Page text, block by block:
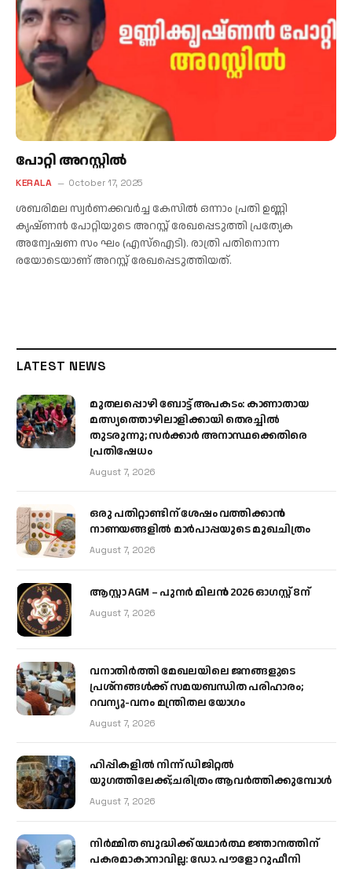
പോറ്റി അറസ്റ്റിൽ
KERALA October 17, 2025
ശബരിമല സ്വർണക്കവർച്ച കേസിൽ ഒന്നാം പ്രതി ഉണ്ണി
കൃഷ്ണൻ പോറ്റിയുടെ അറസ്റ്റ് രേഖപ്പെടുത്തി പ്രത്യേക
അന്വേഷണ സം ഘം (എസ്ഐടി). രാത്രി പതിനൊന്ന
രയോടെയാണ് അറസ്റ്റ് രേഖപ്പെടുത്തിയത്.
LATEST NEWS
മുതലപ്പൊഴി ബോട്ട് അപകടം: കാണാതായ
മത്സ്യത്തൊഴിലാളിക്കായി തെരച്ചിൽ
തുടരുന്നു; സർക്കാർ അനാസ്ഥക്കെതിരെ
പ്രതിഷേധം
August 7, 2026
ഒരു പതിറ്റാണ്ടിന് ശേഷം വത്തിക്കാൻ
നാണയങ്ങളിൽ മാർപാപ്പയുടെ മുഖചിത്രം
August 7, 2026
ആസ്റ്റാ AGM – പുനർ മിലൻ 2026 ഓഗസ്റ്റ് 8ന്
August 7, 2026
വനാതിർത്തി മേഖലയിലെ ജനങ്ങളുടെ
പ്രശ്നങ്ങൾക്ക് സമയബന്ധിത പരിഹാരം;
റവന്യൂ-വനം മന്ത്രിതല യോഗം
August 7, 2026
ഹിപ്പികളില്‍ നിന്ന് ഡിജിറ്റല്‍
യുഗത്തിലേക്ക്;ചരിത്രം ആവര്‍ത്തിക്കുമ്പോള്‍
August 7, 2026
നിർമ്മിത ബുദ്ധിക്ക് യഥാർത്ഥ ജ്ഞാനത്തിന്
പകരമാകാനാവില്ല: ഡോ. പൗളോ റുഫീനി